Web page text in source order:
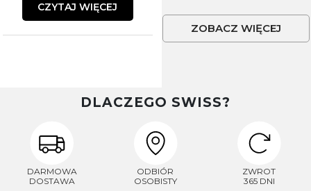
CZYTAJ WIĘCEJ
ZOBACZ WIĘCEJ
DLACZEGO SWISS?
DARMOWA
DOSTAWA
ODBIÓR
OSOBISTY
ZWROT
365 DNI